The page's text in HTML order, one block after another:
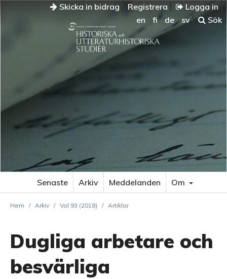
Skicka in bidrag Registrera
Logga in
en
fi de sv Sök
Senaste Arkiv Meddelanden Om
Hem / Arkiv / Vol 93 (2018) / Artiklar
Dugliga arbetare och
besvärliga